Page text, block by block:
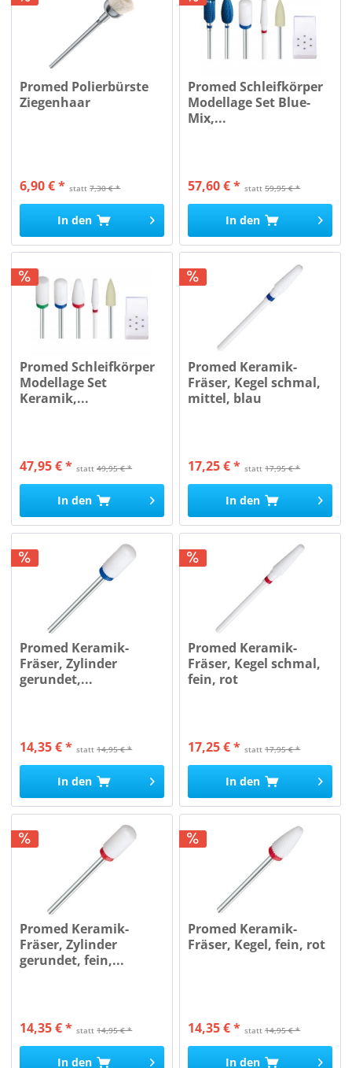
Promed Polierbürste
Ziegenhaar
statt7,30 € *
6,90 € *
In den
Promed Schleifkörper
Modellage Set Blue-
Mix,...
statt59,95 € *
57,60 € *
In den
Promed Schleifkörper
Modellage Set
Keramik,...
statt49,95 € *
47,95 € *
In den
Promed Keramik-
Fräser, Kegel schmal,
mittel, blau
statt17,95 € *
17,25 € *
In den
Promed Keramik-
Fräser, Zylinder
gerundet,...
statt14,95 € *
14,35 € *
In den
Promed Keramik-
Fräser, Kegel schmal,
fein, rot
statt17,95 € *
17,25 € *
In den
Promed Keramik-
Fräser, Zylinder
gerundet, fein,...
statt14,95 € *
14,35 € *
In den
Promed Keramik-
Fräser, Kegel, fein, rot
statt14,95 € *
14,35 € *
In den